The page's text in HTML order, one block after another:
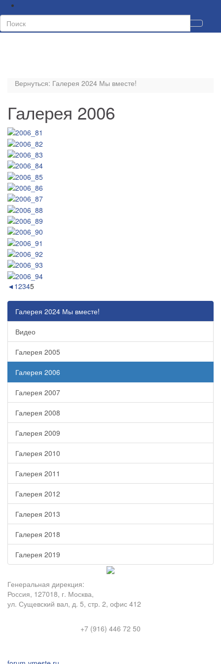
Вернуться: Галерея 2024 Мы вместе!
Галерея 2006
◄12345
Галерея 2024 Мы вместе!
Видео
Галерея 2005
Галерея 2006
Галерея 2007
Галерея 2008
Галерея 2009
Галерея 2010
Галерея 2011
Галерея 2012
Галерея 2013
Галерея 2018
Галерея 2019
Генеральная дирекция:
Россия, 127018, г. Москва,
ул. Сущевский вал, д. 5, стр. 2, офис 412
+7 (916) 446 72 50